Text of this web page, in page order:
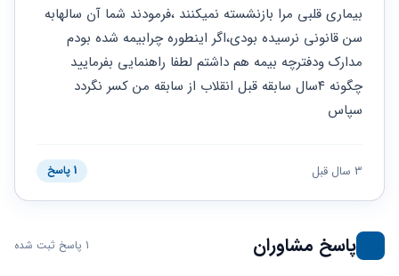
برنامه نویسی
طلاق
حقوقی
مهریه
حقوقی
خانواده
و کار
سئو و
بهینه
سازی
سایت
ثبت
شرکت
سپاس
3 سال قبل 1 پاسخ
پاسخ مشاوران 1 پاسخ ثبت شده